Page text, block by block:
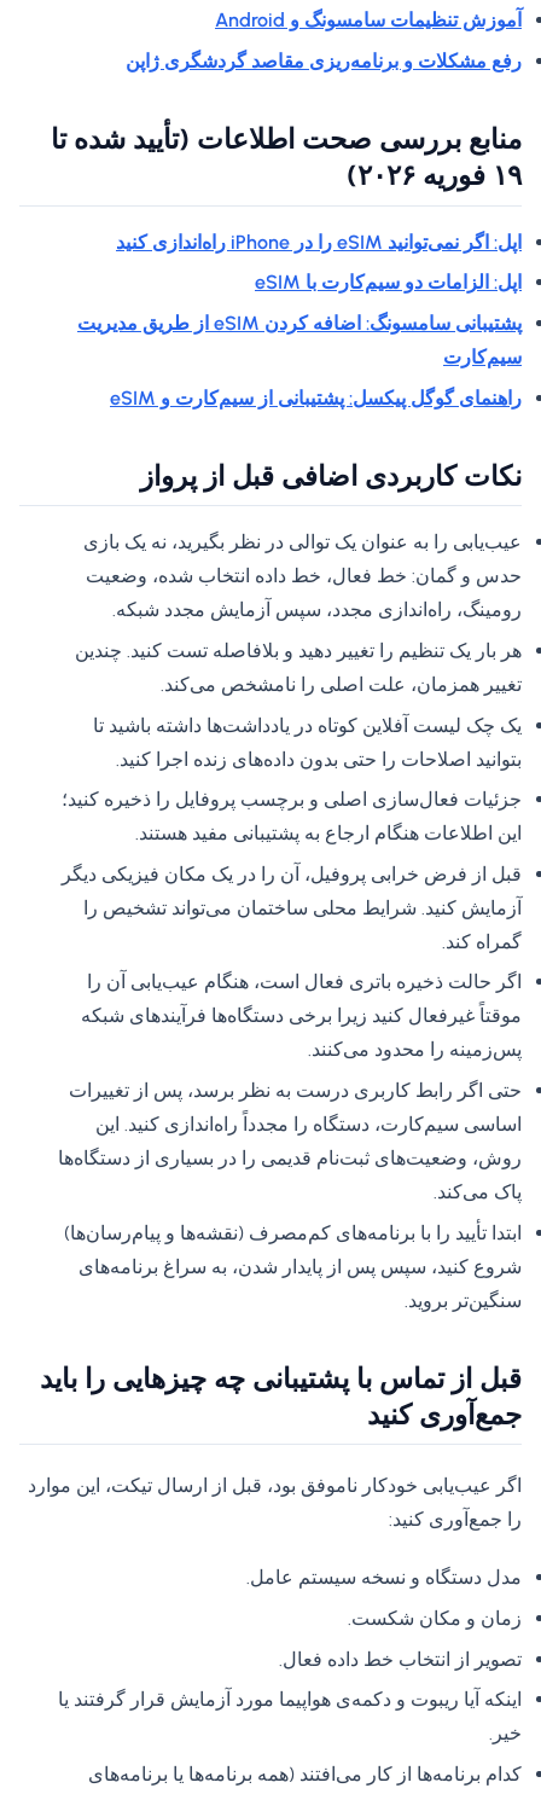
آموزش تنظیمات سامسونگ و Android
رفع مشکلات و برنامه‌ریزی مقاصد گردشگری ژاپن
منابع بررسی صحت اطلاعات (تأیید شده تا
۱۹ فوریه ۲۰۲۶)
اپل: اگر نمی‌توانید eSIM را در iPhone راه‌اندازی کنید
اپل: الزامات دو سیم‌کارت با eSIM
پشتیبانی سامسونگ: اضافه کردن eSIM از طریق مدیریت
سیم‌کارت
راهنمای گوگل پیکسل: پشتیبانی از سیم‌کارت و eSIM
نکات کاربردی اضافی قبل از پرواز
عیب‌یابی را به عنوان یک توالی در نظر بگیرید، نه یک بازی
حدس و گمان: خط فعال، خط داده انتخاب شده، وضعیت
رومینگ، راه‌اندازی مجدد، سپس آزمایش مجدد شبکه.
هر بار یک تنظیم را تغییر دهید و بلافاصله تست کنید. چندین
تغییر همزمان، علت اصلی را نامشخص می‌کند.
یک چک لیست آفلاین کوتاه در یادداشت‌ها داشته باشید تا
بتوانید اصلاحات را حتی بدون داده‌های زنده اجرا کنید.
جزئیات فعال‌سازی اصلی و برچسب پروفایل را ذخیره کنید؛
این اطلاعات هنگام ارجاع به پشتیبانی مفید هستند.
قبل از فرض خرابی پروفیل، آن را در یک مکان فیزیکی دیگر
آزمایش کنید. شرایط محلی ساختمان می‌تواند تشخیص را
گمراه کند.
اگر حالت ذخیره باتری فعال است، هنگام عیب‌یابی آن را
موقتاً غیرفعال کنید زیرا برخی دستگاه‌ها فرآیندهای شبکه
پس‌زمینه را محدود می‌کنند.
حتی اگر رابط کاربری درست به نظر برسد، پس از تغییرات
اساسی سیم‌کارت، دستگاه را مجدداً راه‌اندازی کنید. این
روش، وضعیت‌های ثبت‌نام قدیمی را در بسیاری از دستگاه‌ها
پاک می‌کند.
ابتدا تأیید را با برنامه‌های کم‌مصرف (نقشه‌ها و پیام‌رسان‌ها)
شروع کنید، سپس پس از پایدار شدن، به سراغ برنامه‌های
سنگین‌تر بروید.
قبل از تماس با پشتیبانی چه چیزهایی را باید
جمع‌آوری کنید
اگر عیب‌یابی خودکار ناموفق بود، قبل از ارسال تیکت، این موارد
را جمع‌آوری کنید:
مدل دستگاه و نسخه سیستم عامل.
زمان و مکان شکست.
تصویر از انتخاب خط داده فعال.
اینکه آیا ریبوت و دکمه‌ی هواپیما مورد آزمایش قرار گرفتند یا
خیر.
کدام برنامه‌ها از کار می‌افتند (همه برنامه‌ها یا برنامه‌های